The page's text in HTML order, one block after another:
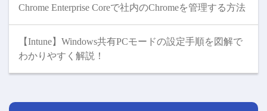
Chrome Enterprise Coreで社内のChromeを管理する方法
【Intune】Windows共有PCモードの設定手順を図解で
わかりやすく解説！